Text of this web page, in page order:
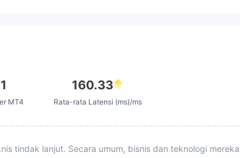
1
MT4
160.33
Rata-rata Latensi (ms)/ms
tindak lanjut. Secara umum, bisnis dan teknologi